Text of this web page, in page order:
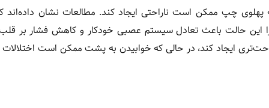
چپ ممکن است ناراحتی ایجاد کند. مطالعات نشان داده‌اند
این حالت باعث تعادل سیستم عصبی خودکار و کاهش فشار بر
ایجاد کند، در حالی که خوابیدن به پشت ممکن است اختلالات